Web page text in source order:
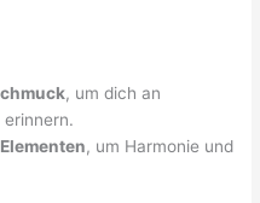
, um dich an
erinnern.
, um Harmonie und